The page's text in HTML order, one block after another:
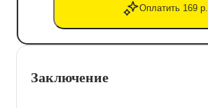
Оплатить 169 р.
Заключение